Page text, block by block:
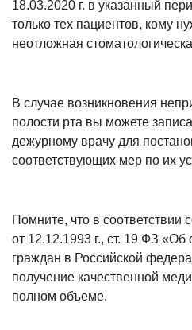
18.03.2020 г. в указанный
только тех пациентов, кому
неотложная
В случае возникновения
полости рта вы можете
дежурному врачу для
соответствующих мер по их
Помните, что в соответствии
от 12.12.1993 г., ст. 19 ФЗ
граждан в Российской
получение качественной
полном объеме.